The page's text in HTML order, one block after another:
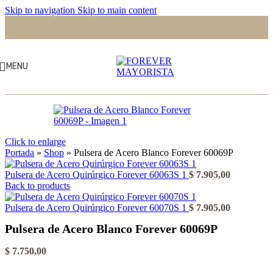
Skip to navigation Skip to main content
MENU
Click to enlarge
Portada » Shop » Pulsera de Acero Blanco Forever 60069P
Pulsera de Acero Quirúrgico Forever 60063S 1 $ 7.905,00
Back to products
Pulsera de Acero Quirúrgico Forever 60070S 1 $ 7.905,00
Pulsera de Acero Blanco Forever 60069P
$ 7.750,00